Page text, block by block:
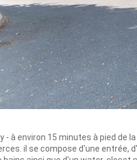
- à environ 15 minutes à pied de
il se compose d'une entrée,